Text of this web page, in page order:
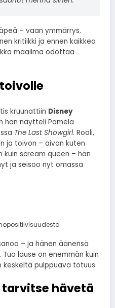
– vaan ymmärrys.
kritiikki ja ennen kaikkea
maailma odottaa
kruunattiin Disney
hän näytteli Pamela
The Last Showgirl. Rooli,
ja toivon – aivan kuten
kuin scream queen – hän
ja seisoo nyt omassa
– ja hänen äänensä
lause on enemmän kuin
keskeltä pulppuava totuus.
tarvitse hävetä